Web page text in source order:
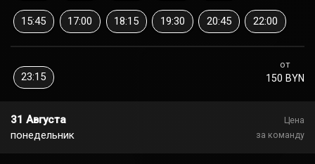
15:45 17:00 18:15 19:30 20:45 22:00
от
150 BYN
23:15
31 Августа
понедельник
Цена
за команду